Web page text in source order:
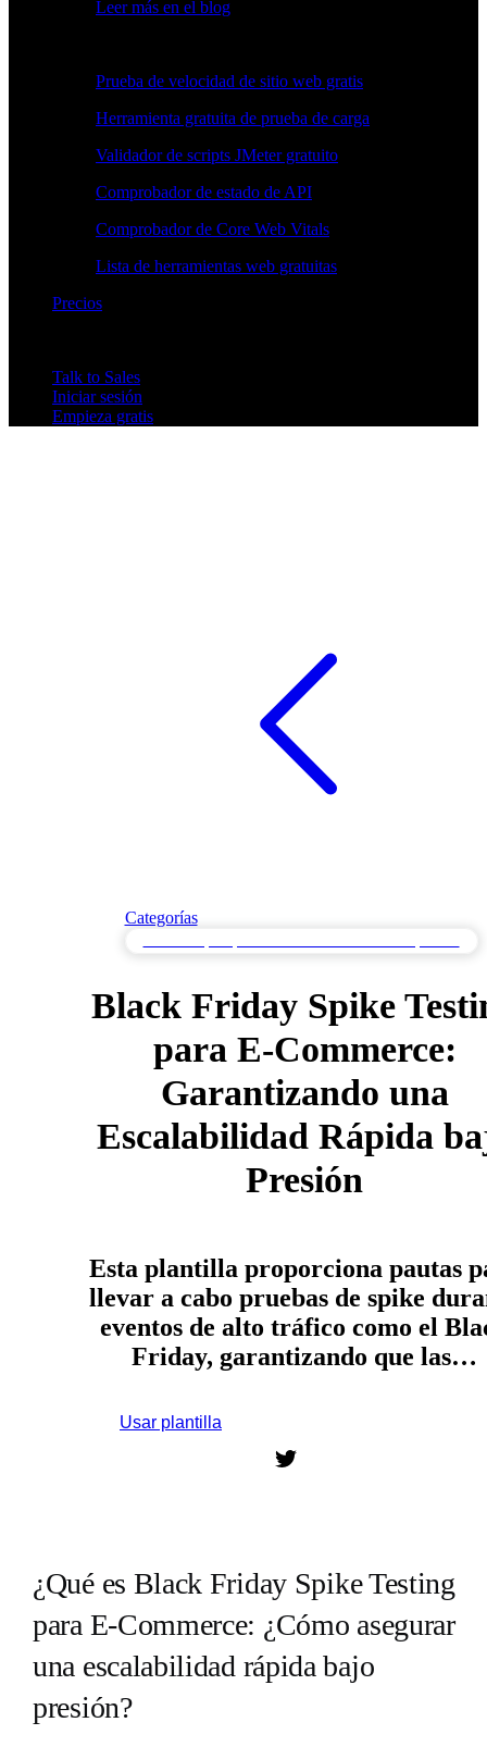
Leer más en el blog
Prueba de velocidad de sitio web gratis
Herramienta gratuita de prueba de carga
Validador de scripts JMeter gratuito
Comprobador de estado de API
Comprobador de Core Web Vitals
Lista de herramientas web gratuitas
Precios
Talk to Sales
Iniciar sesión
Empieza gratis
Categorías
Black Friday Spike
para E-Commerce:
Garantizando una
Escalabilidad Rápida
Presión
Esta plantilla proporciona pautas
llevar a cabo pruebas de spike
eventos de alto tráfico como el
Friday, garantizando que las…
Usar plantilla
¿Qué es Black Friday Spike Testing
para E-Commerce: ¿Cómo asegurar
una escalabilidad rápida bajo
presión?